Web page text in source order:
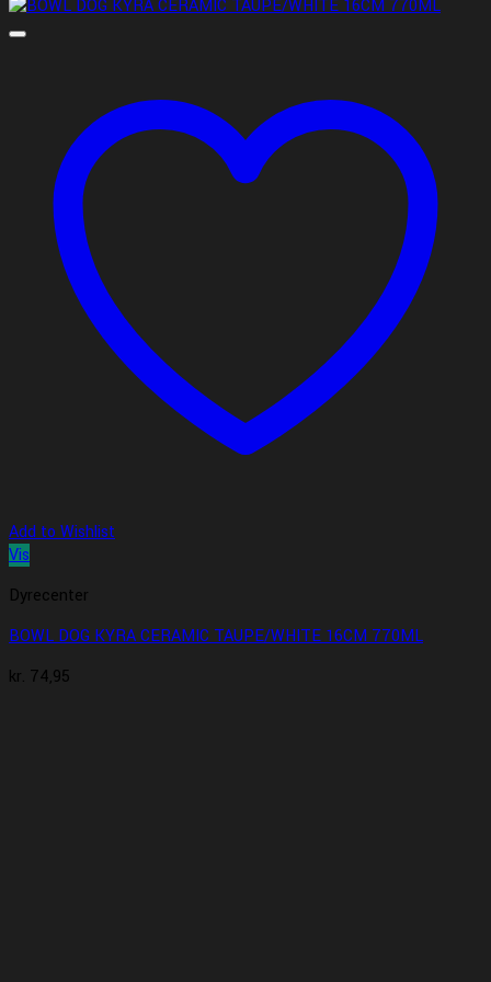
Add to Wishlist
Vis
Dyrecenter
BOWL DOG KYRA CERAMIC TAUPE/WHITE 16CM 770ML
kr. 74,95